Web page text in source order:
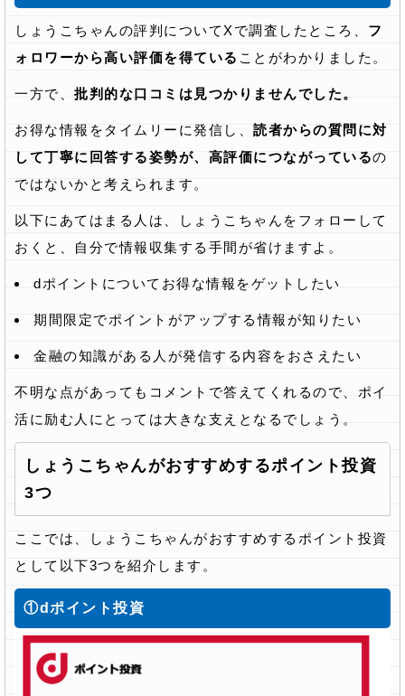
しょうこちゃんの評判についてXで調査したところ、 フ
ォロワーから高い評価を得ている ことがわかりました。
一方で、 批判的な口コミは見つかりませんでした。
お得な情報をタイムリーに発信し、 読者からの質問に対
して丁寧に回答する姿勢が、高評価につながっているの
ではないかと考えられます。
以下にあてはまる人は、しょうこちゃんをフォローして
おくと、自分で情報収集する手間が省けますよ。
dポイントについてお得な情報をゲットしたい
期間限定でポイントがアップする情報が知りたい
金融の知識がある人が発信する内容をおさえたい
不明な点があってもコメントで答えてくれるので、ポイ
活に励む人にとっては大きな支えとなるでしょう。
しょうこちゃんがおすすめするポイント投資
3つ
ここでは、しょうこちゃんがおすすめするポイント投資
として以下3つを紹介します。
①dポイント投資